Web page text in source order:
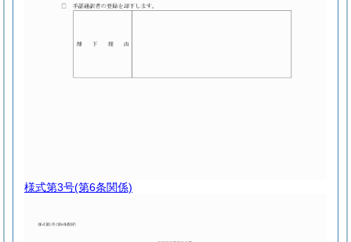
様式第3号(第6条関係)